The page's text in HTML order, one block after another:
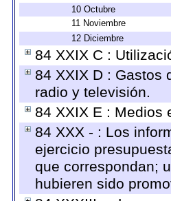
10 Octubre
11 Noviembre
12 Diciembre
84 XXIX C :
84 XXIX D : Gastos
radio y televisión.
84 XXIX E : Medios
84 XXX - : Los
ejercicio
que correspondan;
hubieren sido